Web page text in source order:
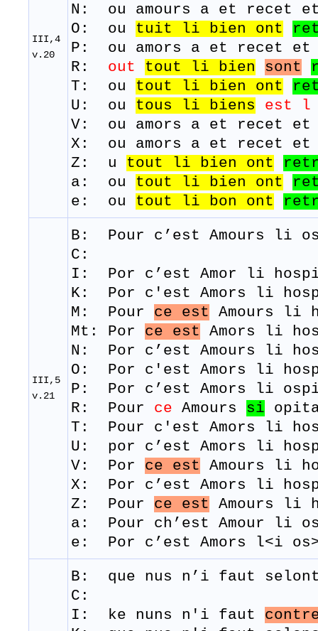
III,4
v.20
N: ou amours a et recet
O: ou tuit li bien ont
P: ou amors a et recet
R: out tout li bien sont
T: ou tout li bien ont
U: ou tous li biens
est l
V: ou amors a et recet
X: ou amors a et recet
Z: u tout li bien ont
a: ou tout li bien ont
e: ou tout li bon ont
III,5
v.21
B: Pour c’est Amours li
C:
I: Por c’est Amor li
K: Por c'est Amors li
M: Pour ce est Amours li
Mt: Por ce est Amors li
N: Por c’est Amours li
​O: Por c'est Amors li
​P: Por c’est Amors li
R: Pour ce Amours si
T: Pour c'est Amors li
U: por c’est Amors li
V: Por ce est Amours li
X: Por c’est Amors li
Z: Pour ce est Amours li
a: Pour ch’est Amour li
e: Por c’est Amors
l<i
B: que nus n’i faut
C:
I: ke nuns n'i faut